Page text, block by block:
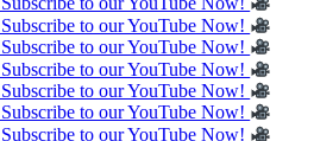
to our YouTube Now!
to our YouTube Now!
to our YouTube Now!
to our YouTube Now!
to our YouTube Now!
to our YouTube Now!